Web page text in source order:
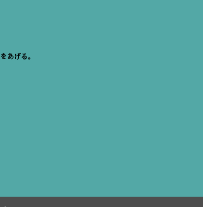
あげる。